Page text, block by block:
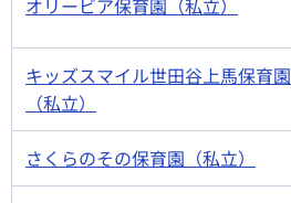
オリービア保育園（私立）
キッズスマイル世田谷上馬保育園
（私立）
さくらのその保育園（私立）